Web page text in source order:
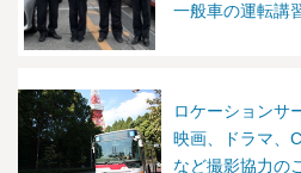
一般車の運転講
ロケーションサ
映画、ドラマ、
など撮影協力の